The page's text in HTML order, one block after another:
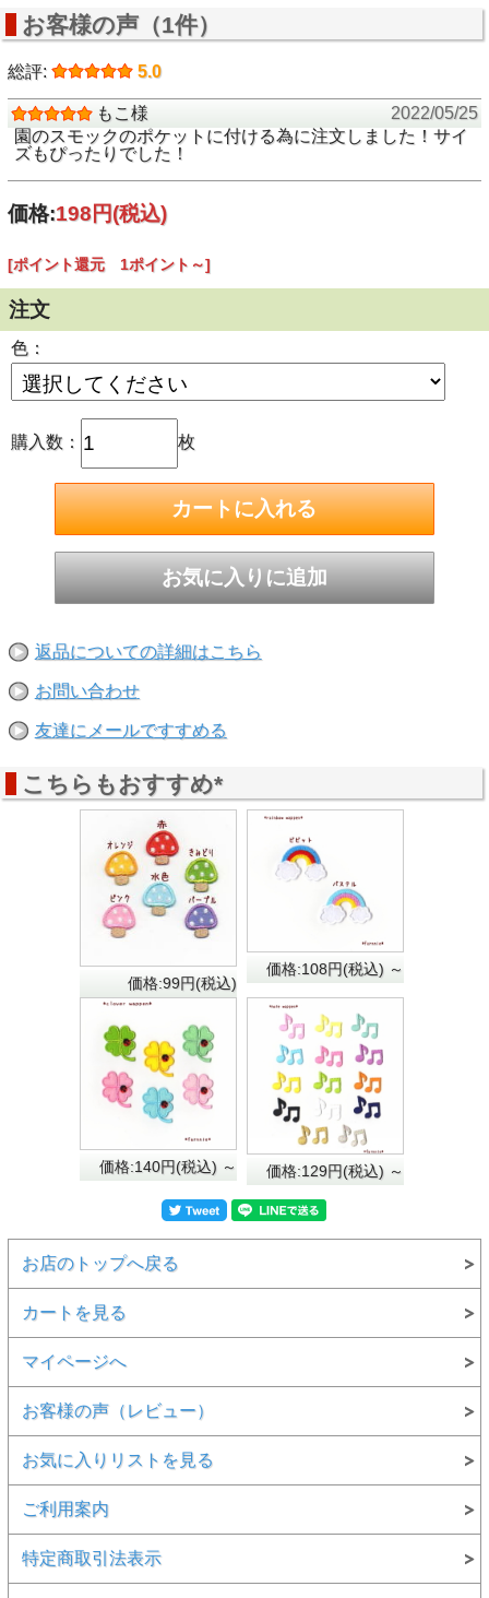
お客様の声（1件）
総評: 5.0
もこ様
2022/05/25
園のスモックのポケットに付ける為に注文しました！サイ
ズもぴったりでした！
価格:198円(税込)
[ポイント還元 1ポイント～]
注文
色：
購入数： 枚
返品についての詳細はこちら
お問い合わせ
友達にメールですすめる
こちらもおすすめ*
価格:99円(税込)
価格:108円(税込) ～
価格:140円(税込) ～ 価格:129円(税込) ～
お店のトップへ戻る
カートを見る
マイページへ
お客様の声（レビュー）
お気に入りリストを見る
ご利用案内
特定商取引法表示